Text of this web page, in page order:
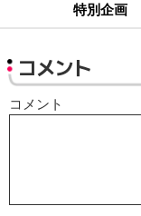
特別企画
コメント
コメント